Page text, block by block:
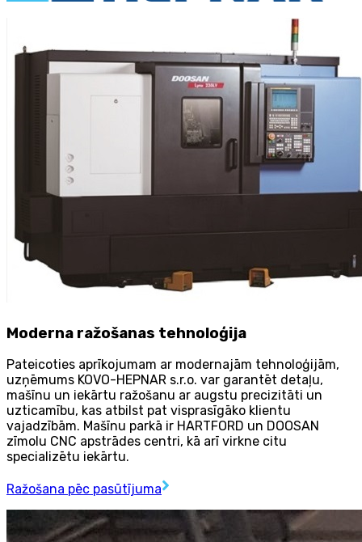
Moderna ražošanas tehnoloģija
Pateicoties aprīkojumam ar modernajām tehnoloģijām,
uzņēmums KOVO-HEPNAR s.r.o. var garantēt detaļu,
mašīnu un iekārtu ražošanu ar augstu precizitāti un
uzticamību, kas atbilst pat visprasīgāko klientu
vajadzībām. Mašīnu parkā ir HARTFORD un DOOSAN
zīmolu CNC apstrādes centri, kā arī virkne citu
specializētu iekārtu.
Ražošana pēc pasūtījuma